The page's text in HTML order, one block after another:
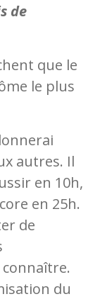
de
que le
le plus
autres. Il
en 10h,
en 25h.
de
du